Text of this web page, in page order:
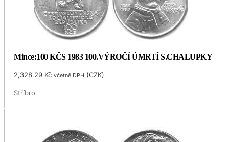
Mince:100 KČS 1983 100.VÝROČÍ ÚMRTÍ S.CHALUPKY
2,328.29 Kč včetně DPH (CZK)
Stříbro